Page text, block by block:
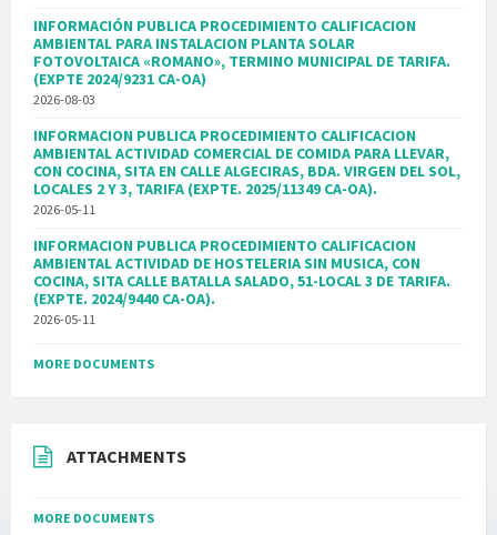
INFORMACIÓN PUBLICA PROCEDIMIENTO CALIFICACION
AMBIENTAL PARA INSTALACION PLANTA SOLAR
FOTOVOLTAICA «ROMANO», TERMINO MUNICIPAL DE TARIFA.
(EXPTE 2024/9231 CA-OA)
2026-08-03
INFORMACION PUBLICA PROCEDIMIENTO CALIFICACION
AMBIENTAL ACTIVIDAD COMERCIAL DE COMIDA PARA LLEVAR,
CON COCINA, SITA EN CALLE ALGECIRAS, BDA. VIRGEN DEL SOL,
LOCALES 2 Y 3, TARIFA (EXPTE. 2025/11349 CA-OA).
2026-05-11
INFORMACION PUBLICA PROCEDIMIENTO CALIFICACION
AMBIENTAL ACTIVIDAD DE HOSTELERIA SIN MUSICA, CON
COCINA, SITA CALLE BATALLA SALADO, 51-LOCAL 3 DE TARIFA.
(EXPTE. 2024/9440 CA-OA).
2026-05-11
MORE DOCUMENTS
ATTACHMENTS
MORE DOCUMENTS